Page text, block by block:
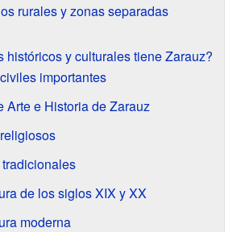
rurales y zonas separadas
históricos y culturales tiene Zarauz?
importantes
Arte e Historia de Zarauz
de los siglos XIX y XX
moderna